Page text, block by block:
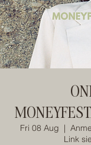
Fri 08 Aug
  |
Link